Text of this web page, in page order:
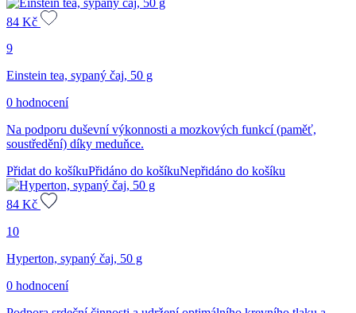
84 Kč
9
Einstein tea, sypaný čaj, 50 g
0 hodnocení
Na podporu duševní výkonnosti a mozkových funkcí (paměť,
soustředění) díky meduňce.
Přidat do košíkuPřidáno do košíkuNepřidáno do košíku
84 Kč
10
Hyperton, sypaný čaj, 50 g
0 hodnocení